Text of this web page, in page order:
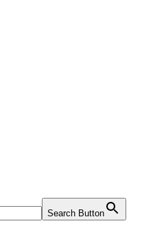
Search Button